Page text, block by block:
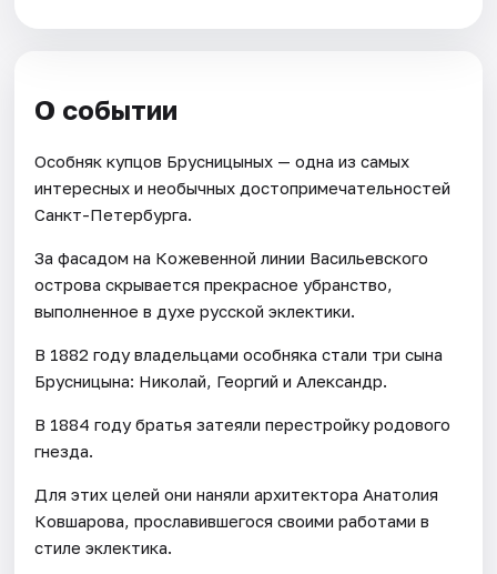
О событии
Особняк купцов Брусницыных — одна из самых
интересных и необычных достопримечательностей
Санкт-Петербурга.
За фасадом на Кожевенной линии Васильевского
острова скрывается прекрасное убранство,
выполненное в духе русской эклектики.
В 1882 году владельцами особняка стали три сына
Брусницына: Николай, Георгий и Александр.
В 1884 году братья затеяли перестройку родового
гнезда.
Для этих целей они наняли архитектора Анатолия
Ковшарова, прославившегося своими работами в
стиле эклектика.